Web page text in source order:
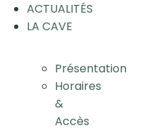
ACTUALITÉS
LA CAVE
Présentation
Horaires
&
Accès